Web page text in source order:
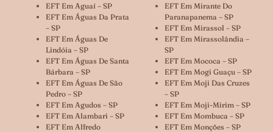
EFT Em Aguaí – SP
EFT Em Águas Da Prata
– SP
EFT Em Águas De
Lindóia – SP
EFT Em Águas De Santa
Bárbara – SP
EFT Em Águas De São
Pedro – SP
EFT Em Agudos – SP
EFT Em Alambari – SP
EFT Em Alfredo
EFT Em Mirante Do
Paranapanema – SP
EFT Em Mirassol – SP
EFT Em Mirassolândia –
SP
EFT Em Mococa – SP
EFT Em Mogi Guaçu – SP
EFT Em Moji Das Cruzes
– SP
EFT Em Moji-Mirim – SP
EFT Em Mombuca – SP
EFT Em Monções – SP